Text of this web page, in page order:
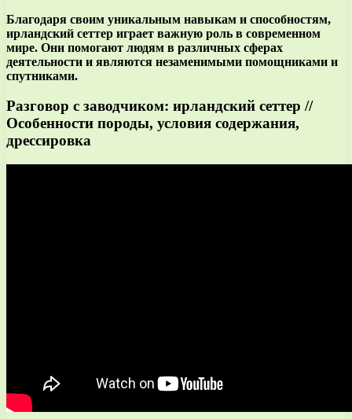
Благодаря своим уникальным навыкам и способностям,
ирландский сеттер играет важную роль в современном
мире. Они помогают людям в различных сферах
деятельности и являются незаменимыми помощниками и
спутниками.
Разговор с заводчиком: ирландский сеттер //
Особенности породы, условия содержания,
дрессировка